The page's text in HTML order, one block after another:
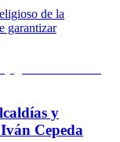
de la
garantizar
y
Cepeda